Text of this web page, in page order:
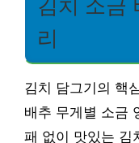
김치 소금
리
김치 담그기의 핵
배추 무게별 소금
패 없이 맛있는 김